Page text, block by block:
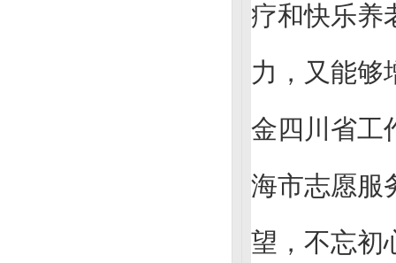
疗和快乐养
力，又能够
金四川省工
海市志愿服
望，不忘初